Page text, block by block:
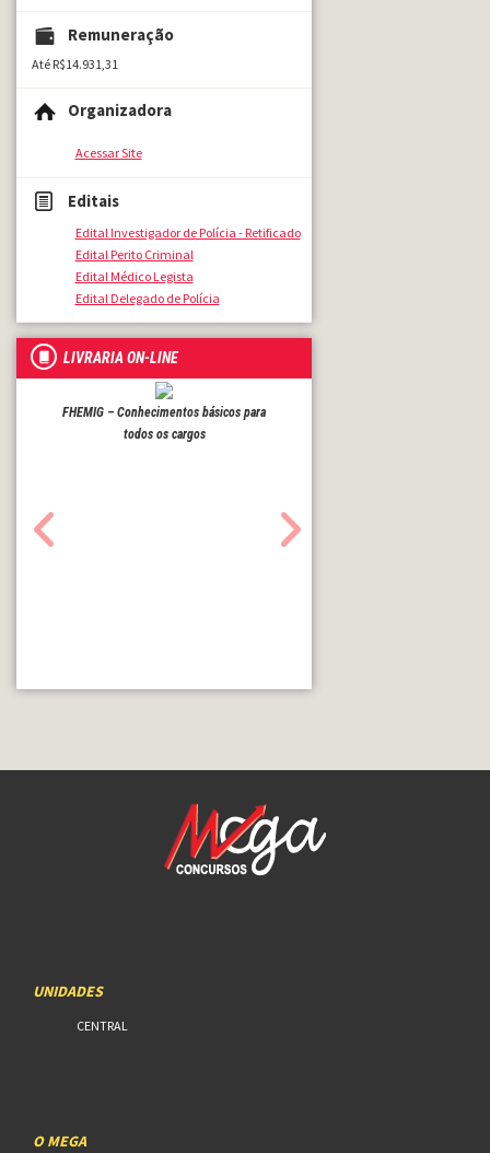
Remuneração
Até R$14.931,31
Organizadora
Acessar Site
Editais
Edital Investigador de Polícia - Retificado
Edital Perito Criminal
Edital Médico Legista
Edital Delegado de Polícia
LIVRARIA ON-LINE
FHEMIG – Conhecimentos básicos para
todos os cargos
UNIDADES
CENTRAL
O MEGA